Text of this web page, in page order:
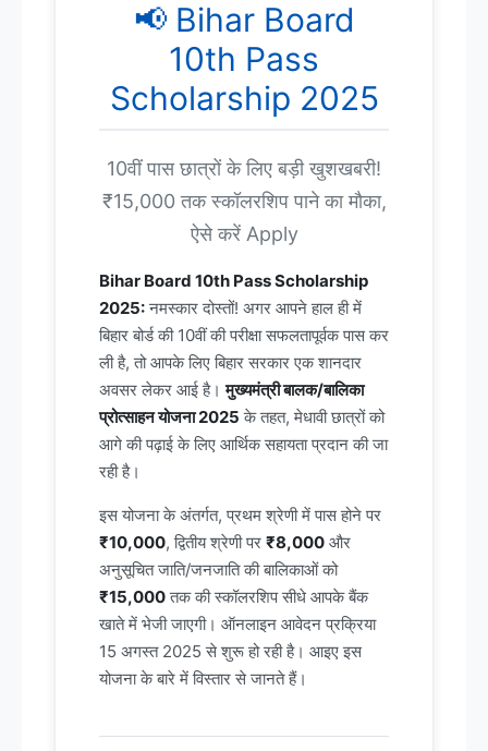
📢 Bihar Board
10th Pass
Scholarship 2025
10वीं पास छात्रों के लिए बड़ी खुशखबरी!
₹15,000 तक स्कॉलरशिप पाने का मौका,
ऐसे करें Apply
Bihar Board 10th Pass Scholarship
2025:नमस्कार दोस्तों! अगर आपने हाल ही में
बिहार बोर्ड की 10वीं की परीक्षा सफलतापूर्वक पास कर
ली है, तो आपके लिए बिहार सरकार एक शानदार
अवसर लेकर आई है।मुख्यमंत्री बालक/बालिका
प्रोत्साहन योजना 2025 के तहत, मेधावी छात्रों को
आगे की पढ़ाई के लिए आर्थिक सहायता प्रदान की जा
रही है।
इस योजना के अंतर्गत, प्रथम श्रेणी में पास होने पर
₹10,000, द्वितीय श्रेणी पर ₹8,000 और
अनुसूचित जाति/जनजाति की बालिकाओं को
₹15,000तक की स्कॉलरशिप सीधे आपके बैंक
खाते में भेजी जाएगी। ऑनलाइन आवेदन प्रक्रिया
15 अगस्त 2025 से शुरू हो रही है। आइए इस
योजना के बारे में विस्तार से जानते हैं।